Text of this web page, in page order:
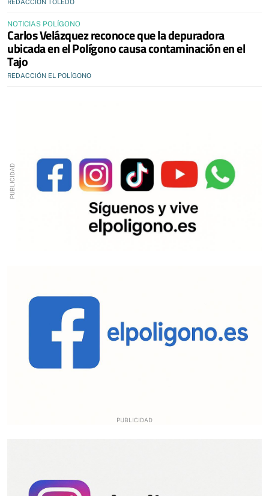
REDACCIÓN TOLEDO
NOTICIAS POLÍGONO
Carlos Velázquez reconoce que la depuradora
ubicada en el Polígono causa contaminación en el
Tajo
REDACCIÓN EL POLÍGONO